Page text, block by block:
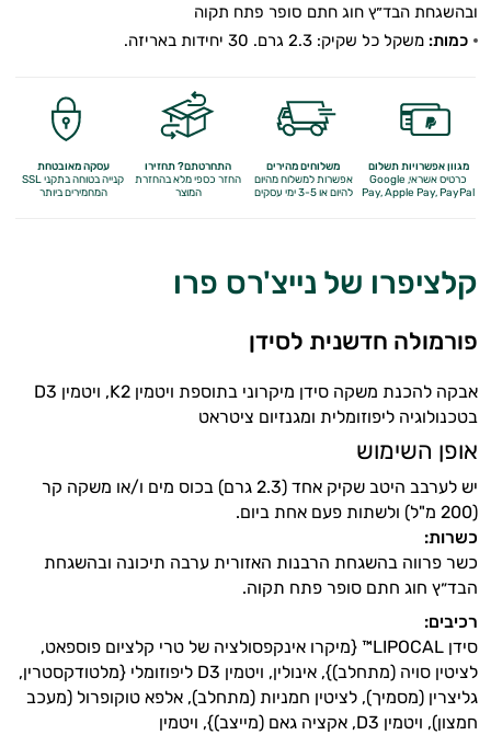
ויטמינים ליפוזומליים
תוספי קולגן
Q10
ויטמין A
ויטמין B
ויטמין C
ויטמין E
ויטמינים לנשים
ויטמינים לגברים
טבעוניים | VEGAN
כורכום וכורכומין
כרום
ובהשגחת הבד״ץ חוג חתם סופר פתח תקוה
כמות: משקל כל שקיק: 2.3 גרם. 30 יחידות באריזה.
מגוון אפשרויות תשלום
כרטיס אשראי, Google
Pay,Apple Pay, PayPal
משלוחים מהירים
אפשרות למשלוח מהיום
להיום או 3-5 ימי עסקים
התחרטתם? תחזירו
החזר כספי מלאבהחזרת
המוצר
עסקה מאובטחת
קנייה בטוחה בתקני SSL
המחמירים ביותר
קלציפרו של נייצ'רס פרו
פורמולה חדשנית לסידן
אבקה להכנת משקה סידן מיקרוני בתוספת ויטמין K2, ויטמין D3
בטכנולוגיה ליפוזומלית ומגנזיום ציטראט
אופן השימוש
יש לערבב היטב שקיק אחד (2.3 גרם) בכוס מים ו/או משקה קר
(200 מ"ל) ולשתות פעם אחת ביום.
כשרות:
כשר פרווה בהשגחת הרבנות האזורית ערבה תיכונה ובהשגחת
הבד״ץ חוג חתם סופר פתח תקוה.
רכיבים:
סידן LIPOCAL™ {מיקרו אינקפסולציה של טרי קלציום פוספאט,
לציטין סויה (מתחלב)}, אינולין, ויטמין D3 ליפוזומלי {מלטודקסטרין,
גליצרין (מסמיך), לציטין חמניות (מתחלב), אלפא טוקופרול (מעכב
חמצון), ויטמין D3, אקציה גאם (מייצב)}, ויטמין